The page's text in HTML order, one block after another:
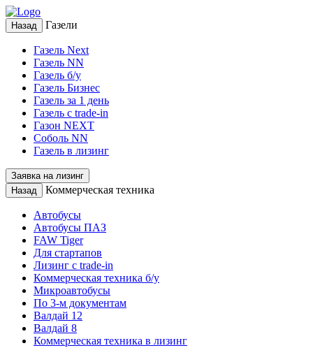
Назад Газели
Газель Next
Газель NN
Газель б/у
Газель Бизнес
Газель за 1 день
Газель с trade-in
Газон NEXT
Соболь NN
Газель в лизинг
Заявка на лизинг
Назад
Коммерческая техника
Автобусы
Автобусы ПАЗ
FAW Tiger
Для стартапов
Лизинг с trade-in
Коммерческая техника б/у
Микроавтобусы
По 3-м документам
Валдай 12
Валдай 8
Коммерческая техника в лизинг